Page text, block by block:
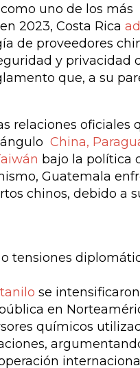
uno de los más
2023, Costa Rica
de proveedores
y privacidad
que, a su
relaciones oficiales
China,
bajo la política
Guatemala
chinos, debido a
tensiones
se
en
químicos